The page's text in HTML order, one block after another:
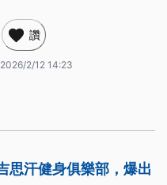
讚
2026/2/12 14:23
思汗健身俱樂部，爆出